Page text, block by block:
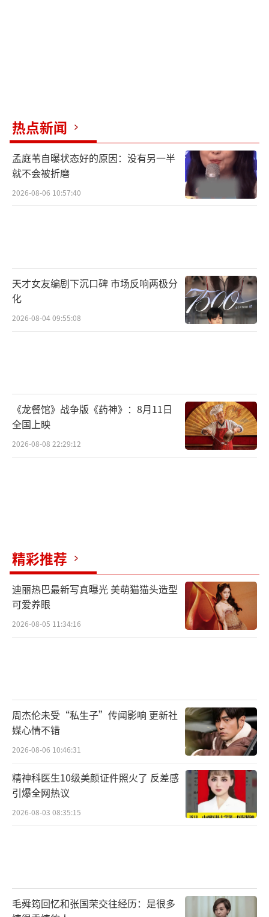
热点新闻
孟庭苇自曝状态好的原因：没有另一半
就不会被折磨
2026-08-06 10:57:40
天才女友编剧下沉口碑 市场反响两极分
化
2026-08-04 09:55:08
《龙餐馆》战争版《药神》：8月11日
全国上映
2026-08-08 22:29:12
精彩推荐
迪丽热巴最新写真曝光 美萌猫猫头造型
可爱养眼
2026-08-05 11:34:16
周杰伦未受“私生子”传闻影响 更新社
媒心情不错
2026-08-06 10:46:31
精神科医生10级美颜证件照火了 反差感
引爆全网热议
2026-08-03 08:35:15
毛舜筠回忆和张国荣交往经历：是很多